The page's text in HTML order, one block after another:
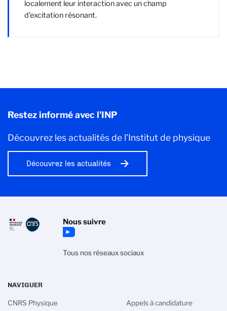
localement leur interaction avec un champ
d’excitation résonant.
Restez informé avec l'INP
Découvrez les actualités de l’Institut de physique
Découvrez les actualités
Nous suivre
Tous nos réseaux sociaux
NAVIGUER
CNRS Physique Appels à candidature